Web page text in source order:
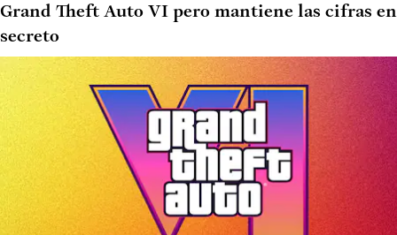
Grand Theft Auto VI pero mantiene las cifras en
secreto